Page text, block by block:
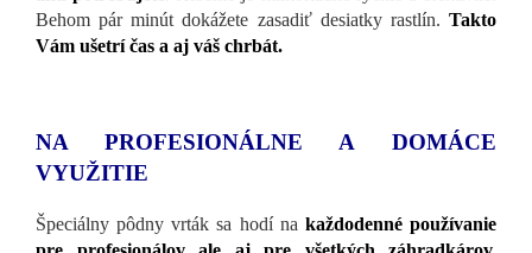
Behom pár minút dokážete zasadiť desiatky rastlín. Takto
Vám ušetrí čas a aj váš chrbát.
NA PROFESIONÁLNE A DOMÁCE
VYUŽITIE
Špeciálny pôdny vrták sa hodí na každodenné používanie